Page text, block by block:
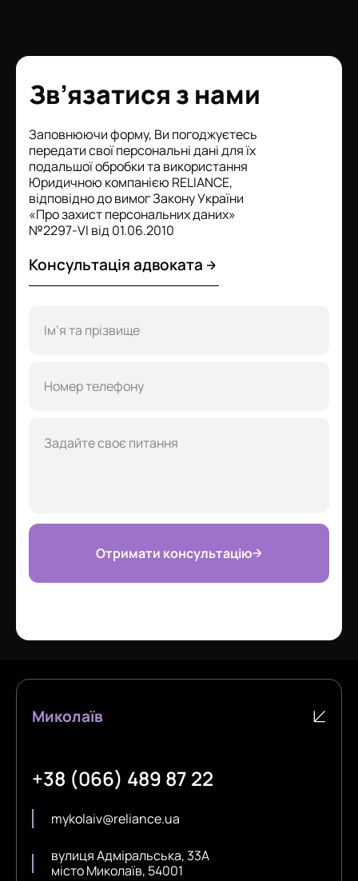
Зв’язатися з нами
Заповнюючи форму, Ви погоджуєтесь
передати свої персональні дані для їх
подальшої обробки та використання
Юридичною компанією RELIANCE,
відповідно до вимог Закону України
«Про захист персональних даних»
№2297-VI від 01.06.2010
Консультація адвоката
Отримати консультацію
Миколаїв
+38 (066) 489 87 22
mykolaiv@reliance.ua
вулиця Адміральська, 33А
місто Миколаїв, 54001